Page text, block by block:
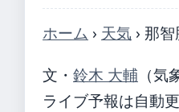
ホーム › 天気 › 那
文・ 鈴木 大輔 （気
ライブ予報は自動